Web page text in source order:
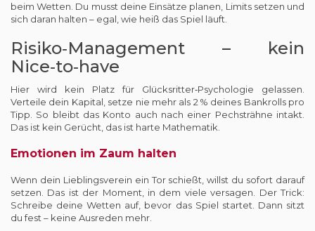
beim Wetten. Du musst deine Einsätze planen, Limits setzen und
sich daran halten – egal, wie heiß das Spiel läuft.
Risiko‑Management – kein
Nice‑to‑have
Hier wird kein Platz für Glücksritter‑Psychologie gelassen.
Verteile dein Kapital, setze nie mehr als 2 % deines Bankrolls pro
Tipp. So bleibt das Konto auch nach einer Pechsträhne intakt.
Das ist kein Gerücht, das ist harte Mathematik.
Emotionen im Zaum halten
Wenn dein Lieblingsverein ein Tor schießt, willst du sofort darauf
setzen. Das ist der Moment, in dem viele versagen. Der Trick:
Schreibe deine Wetten auf, bevor das Spiel startet. Dann sitzt
du fest – keine Ausreden mehr.